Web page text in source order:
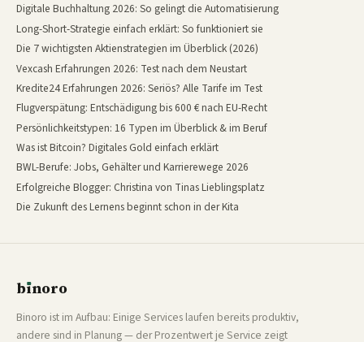
Digitale Buchhaltung 2026: So gelingt die Automatisierung
Long-Short-Strategie einfach erklärt: So funktioniert sie
Die 7 wichtigsten Aktienstrategien im Überblick (2026)
Vexcash Erfahrungen 2026: Test nach dem Neustart
Kredite24 Erfahrungen 2026: Seriös? Alle Tarife im Test
Flugverspätung: Entschädigung bis 600 € nach EU-Recht
Persönlichkeitstypen: 16 Typen im Überblick & im Beruf
Was ist Bitcoin? Digitales Gold einfach erklärt
BWL-Berufe: Jobs, Gehälter und Karrierewege 2026
Erfolgreiche Blogger: Christina von Tinas Lieblingsplatz
Die Zukunft des Lernens beginnt schon in der Kita
bınoro
Binoro ist im Aufbau: Einige Services laufen bereits produktiv,
andere sind in Planung — der Prozentwert je Service zeigt